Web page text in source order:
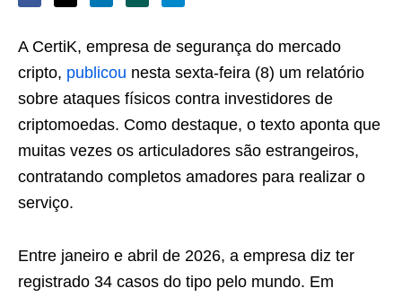
A CertiK, empresa de segurança do mercado
cripto, publicou nesta sexta-feira (8) um relatório
sobre ataques físicos contra investidores de
criptomoedas. Como destaque, o texto aponta que
muitas vezes os articuladores são estrangeiros,
contratando completos amadores para realizar o
serviço.
Entre janeiro e abril de 2026, a empresa diz ter
registrado 34 casos do tipo pelo mundo. Em